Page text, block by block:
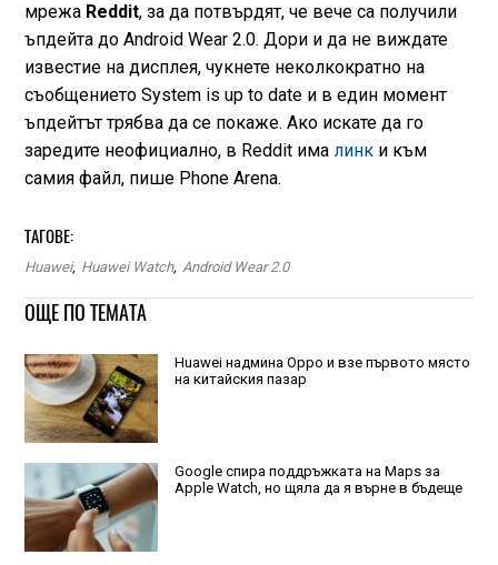
мрежа Reddit, за да потвърдят, че вече са получили
ъпдейта до Android Wear 2.0. Дори и да не виждате
известие на дисплея, чукнете неколкократно на
съобщението System is up to date и в един момент
ъпдейтът трябва да се покаже. Ако искате да го
заредите неофициално, в Reddit има линки към
самия файл, пише Phone Arena.
ТАГОВЕ:
Huawei, Huawei Watch, Android Wear 2.0
ОЩЕ ПО ТЕМАТА
Huawei надмина Oppo и взе първото място
на китайския пазар
Google спира поддръжката на Maps за
Apple Watch, но щяла да я върне в бъдеще